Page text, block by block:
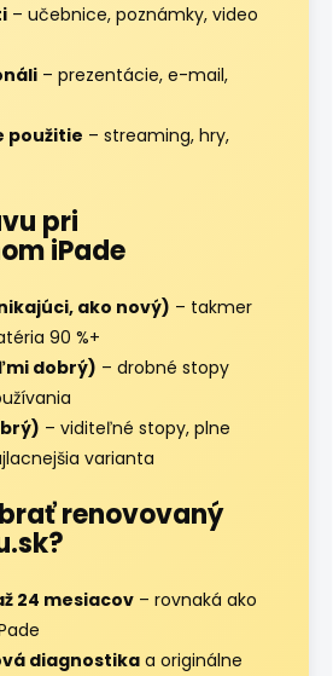
– učebnice, poznámky, video
– prezentácie, e-mail,
použitie – streaming, hry,
pri
iPade
ako nový) – takmer
90 %+
dobrý) – drobné stopy
– viditeľné stopy, plne
varianta
renovovaný
24 mesiacov – rovnaká ako
diagnostikaa originálne